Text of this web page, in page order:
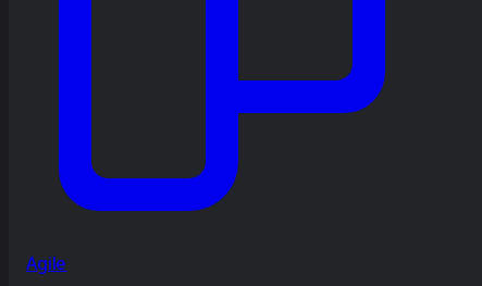
Agile